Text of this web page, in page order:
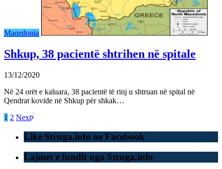
Maqedonia
Shkup, 38 pacientë shtrihen në spitale
13/12/2020
Në 24 orët e kaluara, 38 pacientë të rinj u shtruan në spital në
Qendrat kovide në Shkup për shkak…
1 2 Next
Like Struga.info ne Facebook
Lajmet e fundit nga Struga.info